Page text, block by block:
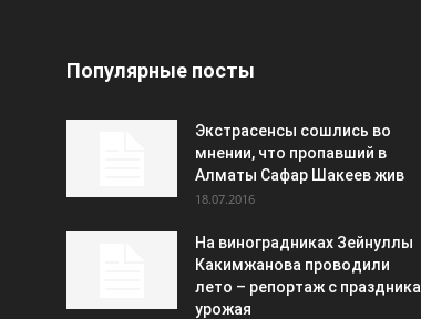
Популярные посты
Экстрасенсы сошлись во
мнении, что пропавший в
Алматы Сафар Шакеев жив
18.07.2016
На виноградниках Зейнуллы
Какимжанова проводили
лето – репортаж с праздника
урожая